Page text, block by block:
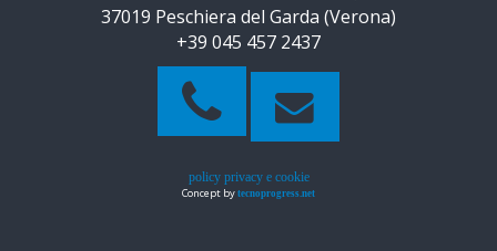
37019 Peschiera del Garda (Verona)
+39 045 457 2437
policy privacy e cookie
Concept by tecnoprogress.net